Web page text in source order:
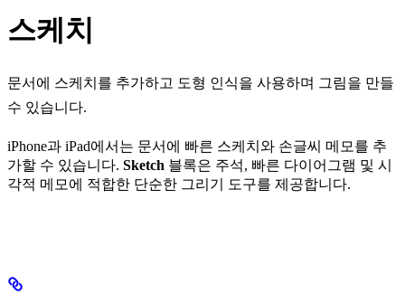
스케치
문서에 스케치를 추가하고 도형 인식을 사용하며 그림을 만들
수 있습니다.
iPhone과 iPad에서는 문서에 빠른 스케치와 손글씨 메모를 추
가할 수 있습니다. Sketch 블록은 주석, 빠른 다이어그램 및 시
각적 메모에 적합한 단순한 그리기 도구를 제공합니다.